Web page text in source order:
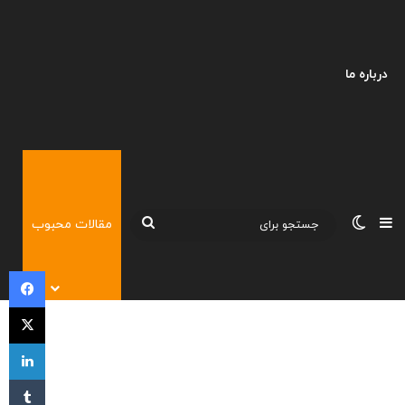
درباره ما
نوارکناریتغییر پوسته
جستجومقالات محبوب